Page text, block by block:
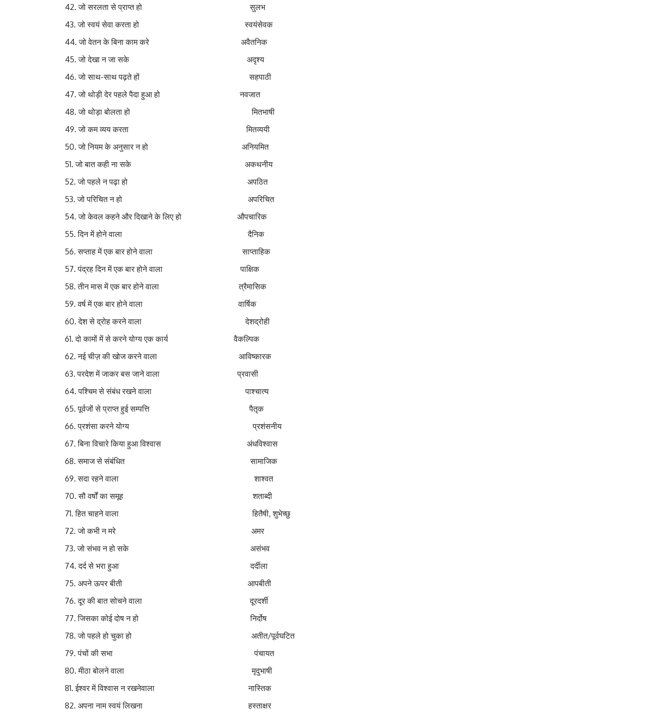
जो सरलता से प्राप्त हो सुलभ
जो स्वयं सेवा करता हो स्वयंसेवक
जो वेतन के बिना काम करे अवैतनिक
जो देखा न जा सके अदृश्य
जो साथ-साथ पढ़ते हों सहपाठी
जो थोड़ी देर पहले पैदा हुआ हो नवजात
जो थोड़ा बोलता हो मितभाषी
जो कम व्यय करता मितव्ययी
जो नियम के अनुसार न हो अनियमित
जो बात कही ना सके अकथनीय
जो पहले न पढ़ा हो अपठित
जो परिचित न हो अपरिचित
जो केवल कहने और दिखाने के लिए हो औपचारिक
दिन में होने वाला दैनिक
सप्ताह में एक बार होने वाला साप्ताहिक
पंद्रह दिन में एक बार होने वाला पाक्षिक
तीन मास में एक बार होने वाला त्रैमासिक
वर्ष में एक बार होने वाला वार्षिक
देश से द्रोह करने वाला देशद्रोही
दो कामों में से करने योग्य एक कार्य वैकल्पिक
नई चीज़ की खोज करने वाला आविष्कारक
परदेश में जाकर बस जाने वाला प्रवासी
पश्चिम से संबंध रखने वाला पाश्चात्य
पूर्वजों से प्राप्त हुई सम्पत्ति पैतृक
प्रशंसा करने योग्य प्रशंसनीय
बिना विचारे किया हुआ विश्वास अंधविश्वास
समाज से संबंधित सामाजिक
सदा रहने वाला शाश्वत
सौ वर्षों का समूह शताब्दी
हित चाहने वाला हितैषी, शुभेच्छु
जो कभी न मरे अमर
जो संभव न हो सके असंभव
दर्द से भरा हुआ दर्दीला
अपने ऊपर बीती आपबीती
दूर की बात सोचने वाला दूरदर्शी
जिसका कोई दोष न हो निर्दोष
जो पहले हो चुका हो अतीत/पूर्वघटित
पंचों की सभा पंचायत
मीठा बोलने वाला मृदुभाषी
ईश्वर में विश्वास न रखनेवाला नास्तिक
अपना नाम स्वयं लिखना हस्ताक्षर